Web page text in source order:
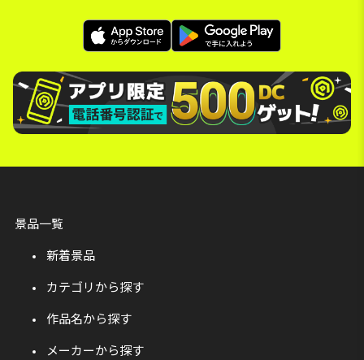
景品一覧
新着景品
カテゴリから探す
作品名から探す
メーカーから探す